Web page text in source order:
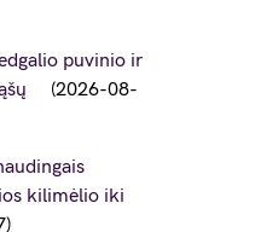
puvinio ir
2026-08-
kilimėlio iki